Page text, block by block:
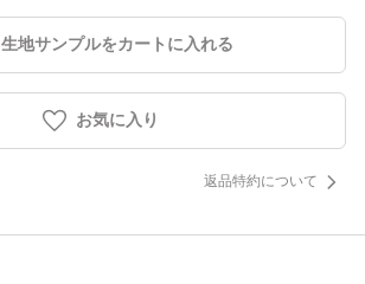
生地サンプルをカートに入れる
お気に入り
返品特約について